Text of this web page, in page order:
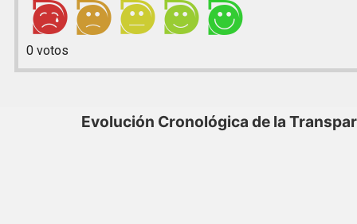
0votos
Evolución Cronológica de la